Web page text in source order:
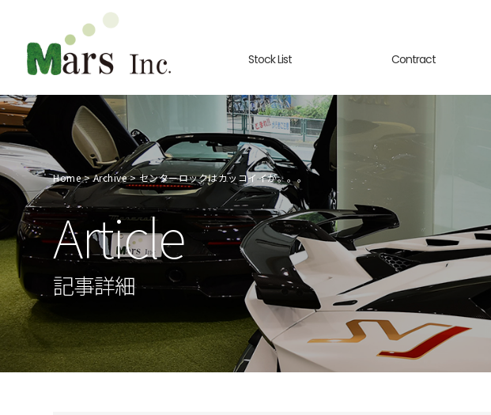
Stock List Contract
Home Archive センターロックはカッコイイが。。。
Article
記事詳細